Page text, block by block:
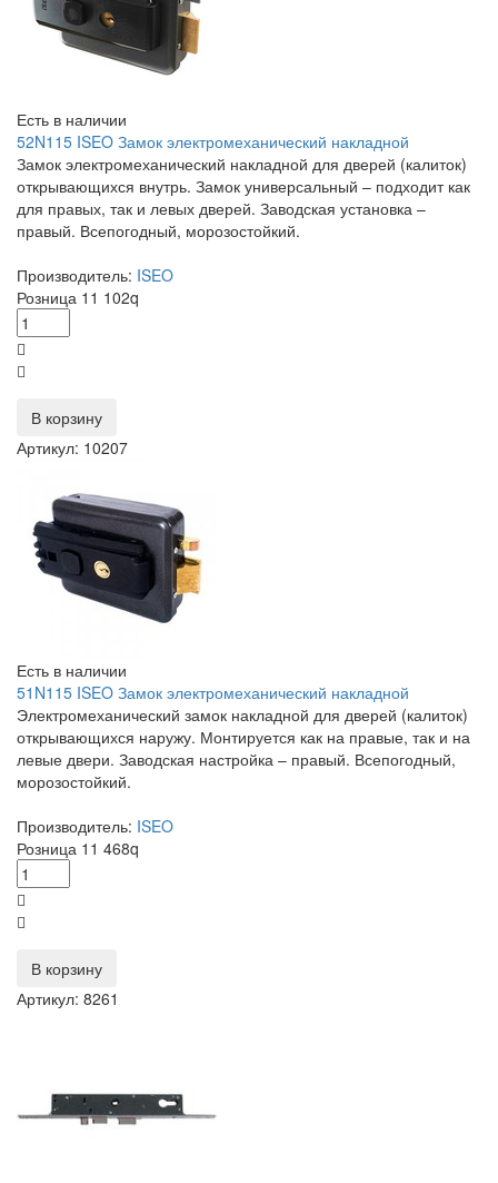
Есть в наличии
52N115 ISEO Замок электромеханический накладной
Замок электромеханический накладной для дверей (калиток)
открывающихся внутрь. Замок универсальный – подходит как
для правых, так и левых дверей. Заводская установка –
правый. Всепогодный, морозостойкий.
Производитель: ISEO
Розница 11 102q
В корзину
Артикул: 10207
Есть в наличии
51N115 ISEO Замок электромеханический накладной
Электромеханический замок накладной для дверей (калиток)
открывающихся наружу. Монтируется как на правые, так и на
левые двери. Заводская настройка – правый. Всепогодный,
морозостойкий.
Производитель: ISEO
Розница 11 468q
В корзину
Артикул: 8261